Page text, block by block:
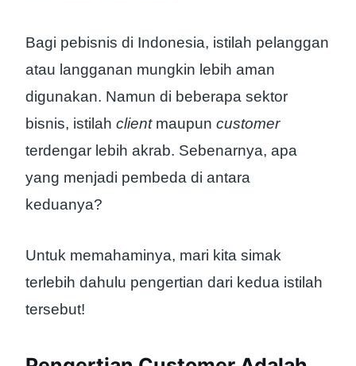
Bagi pebisnis di Indonesia, istilah pelanggan
atau langganan mungkin lebih aman
digunakan. Namun di beberapa sektor
bisnis, istilah client maupun customer
terdengar lebih akrab. Sebenarnya, apa
yang menjadi pembeda di antara
keduanya?
Untuk memahaminya, mari kita simak
terlebih dahulu pengertian dari kedua istilah
tersebut!